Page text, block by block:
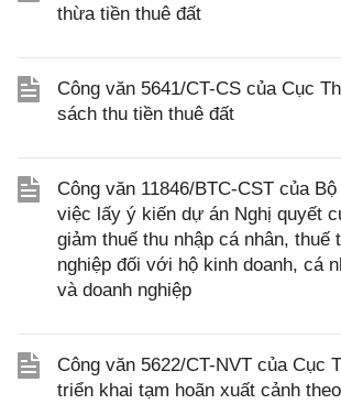
thừa tiền thuê đất
Công văn 5641/CT-CS của Cục
sách thu tiền thuê đất
Công văn 11846/BTC-CST của
việc lấy ý kiến dự án Nghị quyết
giảm thuế thu nhập cá nhân, thuế
nghiệp đối với hộ kinh doanh, cá
và doanh nghiệp
Công văn 5622/CT-NVT của Cục
triển khai tạm hoãn xuất cảnh